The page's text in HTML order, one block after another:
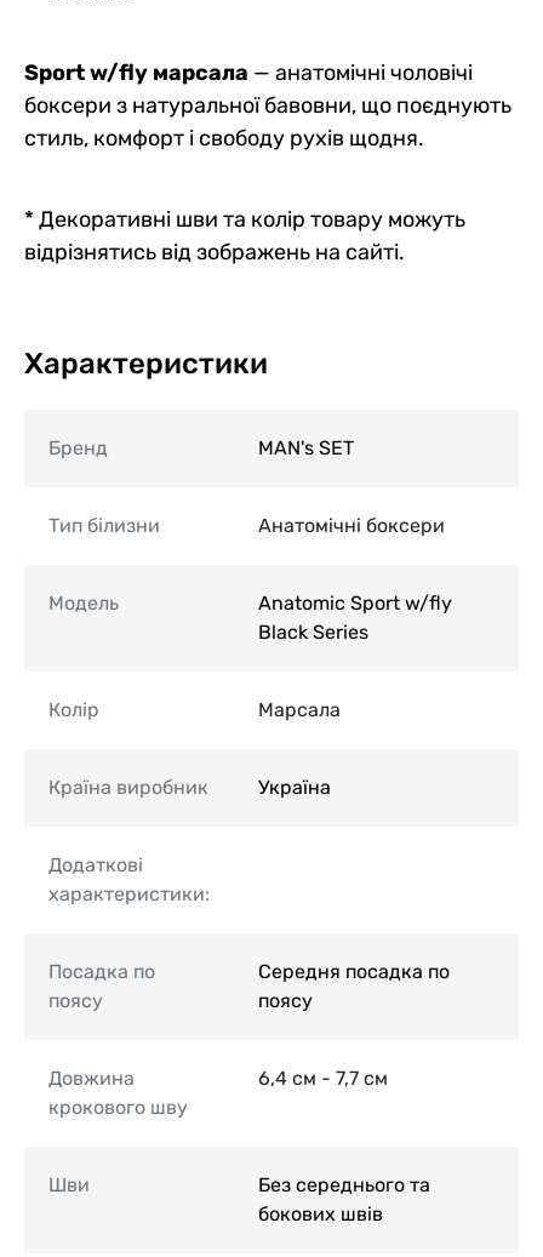
Sport w/fly марсала — анатомічні чоловічі
боксери з натуральної бавовни, що поєднують
стиль, комфорт і свободу рухів щодня.
* Декоративні шви та колір товару можуть
відрізнятись від зображень на сайті.
Характеристики
Бренд MAN's SET
Тип білизни Анатомічні боксери
Модель
Anatomic Sport w/fly
Black Series
Колір Марсала
Країна виробник Україна
Додаткові
характеристики:
Посадка по
поясу
Середня посадка по
поясу
Довжина
крокового шву
6,4 см - 7,7 см
Шви
Без середнього та
бокових швів